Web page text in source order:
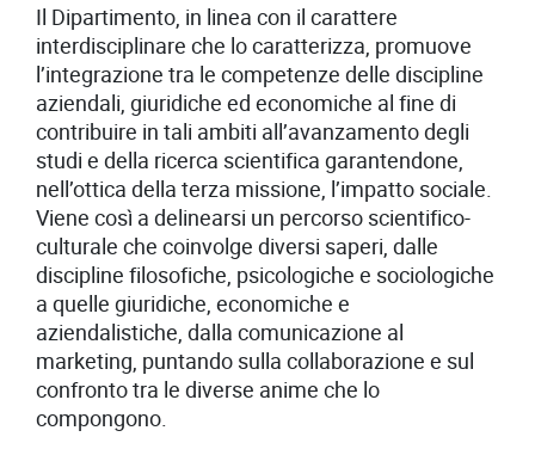
Il Dipartimento, in linea con il carattere
interdisciplinare che lo caratterizza, promuove
l’integrazione tra le competenze delle discipline
aziendali, giuridiche ed economiche al fine di
contribuire in tali ambiti all’avanzamento degli
studi e della ricerca scientifica garantendone,
nell’ottica della terza missione, l’impatto sociale.
Viene così a delinearsi un percorso scientifico-
culturale che coinvolge diversi saperi, dalle
discipline filosofiche, psicologiche e sociologiche
a quelle giuridiche, economiche e
aziendalistiche, dalla comunicazione al
marketing, puntando sulla collaborazione e sul
confronto tra le diverse anime che lo
compongono.